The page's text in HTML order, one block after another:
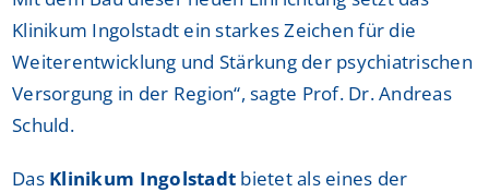
Klinikum Ingolstadt ein starkes Zeichen für die
Weiterentwicklung und Stärkung der psychiatrischen
Versorgung in der Region“, sagte Prof. Dr. Andreas
Schuld.
Das Klinikum Ingolstadt bietet als eines der